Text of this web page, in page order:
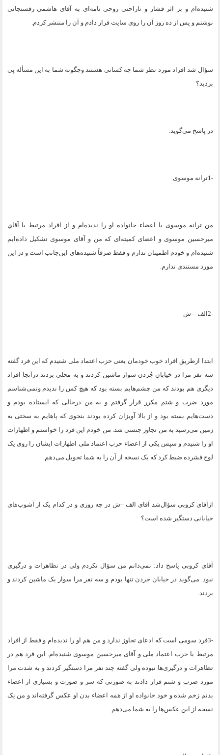
شنیده‌ام و بر اثر فشار و ناراحتی روحی نامه‌ای به آقای هاشمی رفسنجانی
نوشتم و پس از ده روز آن را روی سایت قرار دادم و آن را منتشر کردم.
سؤال شد افراد مورد نظر شما چه کسانی هستند وچگونه شما به این مسأله پی
بردید؟
در پاسخ می‌گوید:
1-ترانه موسوی
من ترانه موسوی یا اعضاء خانواده او را ندیده‌ام و از افراد مرتبط با آقاي
میرحسین موسوی و اعضای کمیته‌ای که من و آقای موسوی تشکیل داده‌ایم
شنیده‌ام و خودم اطمینان ندارم و فقط صرفاً شنیده‌های این‌جانب است و در این
مورد مستندی ندارم.
2- الف – ش
ابتدا ازطریق افراد خوب خودمان یعنی حزب اعتماد ملی شنیدم که این فرد گفته
سه نفر مرا در خیابان جُردن سوار ماشین کردند و به محلی بردند درآنجا افراد
دیگری هم بودند که من چشم‌هایم بسته بود که هیچ کس را ندیدم ونمی‌شناسم
مورد ضرب و شتم مکرر قرار گرفتم و به من درحالی که ایستاده بودم و
دست‌هایم بسته بود و از بالا آویزان کرده بودند بنحوی که پاهایم به سختی به
زمین می‌رسید به من تجاوز جنسی شد. من خودم این فرد را خواستم و اظهارات
او را شنیدم و سپس یکی از اعضاء حزب اعتماد ملی اظهارات ایشان را روی یک
لوح فشرده ضبط کرد که یک نسخه از آن را به شما تحویل می‌دهم.
ازآقای کروبی سؤال‌شد آقای الف –ش در چه ‌روزی و در کدام یک از آشوب‌های
خیابانی دستگیر شده است؟
آقای کروبی پاسخ داد: نمی‌دانم من سؤال نکردم ولی در تظاهرات و درگیری
نبود. می‌گوید در خیابان جردن تنها بودم و سه نفر مرا سوار یک ماشین کردند و
بردند.
3-فرد سومی است که ادعای تجاوز ندارد و من هم او را ندیده‌ام و فقط از افراد
مرتبط با حزب اعتماد ملی و آقای میرحسین موسوی شنیده‌ام. این فرد هم در
تظاهرات و درگیری‌ها نبوده ولی گفته چند نفر مرا دستگیر کردند و به شدت مرا
مورد ضرب و شتم قرار دادند به صورتی که سر و صورت و بسیاری از اعضاء
بدنم زخم شده و خود خانواده او از همه اعضاء بدن او عکس گرفته‌اند و من یک
نسخه از این عکس‌ها را به شما می‌دهم.